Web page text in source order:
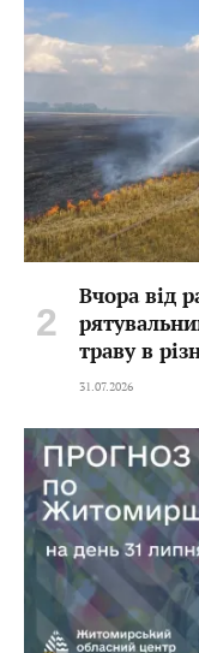
Вчора від
траву в
31.07.2026